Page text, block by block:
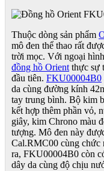
Thuộc dòng sản phẩm
mô đen thể thao rất
trời mọc. Với ngoại
đồng hồ Orient thực sự
đầu tiên. FKU00004B0
da cùng đường kính
tay trung bình. Bộ kim
kết hợp thêm phần vỏ,
giây, kim Chrono màu
tượng. Mô đen này
Cal.RMC00 cùng chức
ra, FKU00004B0 còn
dây da cùng độ chịu